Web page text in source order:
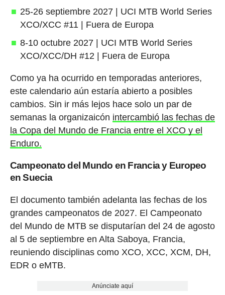
25-26 septiembre 2027 | UCI MTB World Series
XCO/XCC #11 | Fuera de Europa
8-10 octubre 2027 | UCI MTB World Series
XCO/XCC/DH #12 | Fuera de Europa
Como ya ha ocurrido en temporadas anteriores,
este calendario aún estaría abierto a posibles
cambios. Sin ir más lejos hace solo un par de
semanas la organizaicón intercambió las fechas de
la Copa del Mundo de Francia entre el XCO y el
Enduro.
Campeonato del Mundo en Francia y Europeo
en Suecia
El documento también adelanta las fechas de los
grandes campeonatos de 2027. El Campeonato
del Mundo de MTB se disputarían del 24 de agosto
al 5 de septiembre en Alta Saboya, Francia,
reuniendo disciplinas como XCO, XCC, XCM, DH,
EDR o eMTB.
Anúnciate aquí